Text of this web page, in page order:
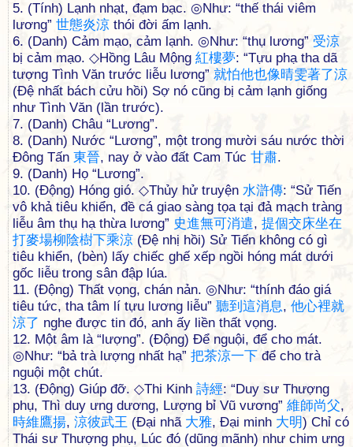
5. (Tính) Lạnh nhạt, đạm bạc. ◎Như: “thế thái viêm
lương” 世態炎涼 thói đời ấm lạnh.
6. (Danh) Cảm mạo, cảm lạnh. ◎Như: “thụ lương” 受涼
bị cảm mạo. ◇Hồng Lâu Mộng 紅樓夢: “Tựu phạ tha dã
tượng Tình Văn trước liễu lương” 就怕他也像晴雯著了涼
(Đệ nhất bách cửu hồi) Sợ nó cũng bị cảm lạnh giống
như Tình Văn (lần trước).
7. (Danh) Châu “Lương”.
8. (Danh) Nước “Lương”, một trong mười sáu nước thời
Đông Tấn 東晉, nay ở vào đất Cam Túc 甘肅.
9. (Danh) Họ “Lương”.
10. (Động) Hóng gió. ◇Thủy hử truyện 水滸傳: “Sử Tiến
vô khả tiêu khiển, đề cá giao sàng tọa tại đả mạch tràng
liễu âm thụ hạ thừa lương” 史進無可消遣, 提個交床坐在
打麥場柳陰樹下乘涼 (Đệ nhị hồi) Sử Tiến không có gì
tiêu khiển, (bèn) lấy chiếc ghế xếp ngồi hóng mát dưới
gốc liễu trong sân đập lúa.
11. (Động) Thất vọng, chán nản. ◎Như: “thính đáo giá
tiêu tức, tha tâm lí tựu lương liễu” 聽到 這消息, 他心裡就
涼了 nghe được tin đó, anh ấy liền thất vọng.
12. Một âm là “lượng”. (Động) Để nguội, để cho mát.
◎Như: “bả trà lượng nhất hạ” 把茶涼一下 để cho trà
nguội một chút.
13. (Động) Giúp đỡ. ◇Thi Kinh 詩經: “Duy sư Thượng
phụ, Thì duy ưng dương, Lượng bỉ Vũ vương” 維師尚父,
時維鷹揚, 涼彼武王 (Đại nhã 大雅, Đại minh 大明) Chỉ có
Thái sư Thượng phụ, Lúc đó (dũng mãnh) như chim ưng